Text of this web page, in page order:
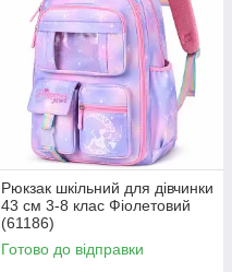
Рюкзак шкільний для дівчинки
43 см 3-8 клас Фіолетовий
(61186)
Готово до відправки